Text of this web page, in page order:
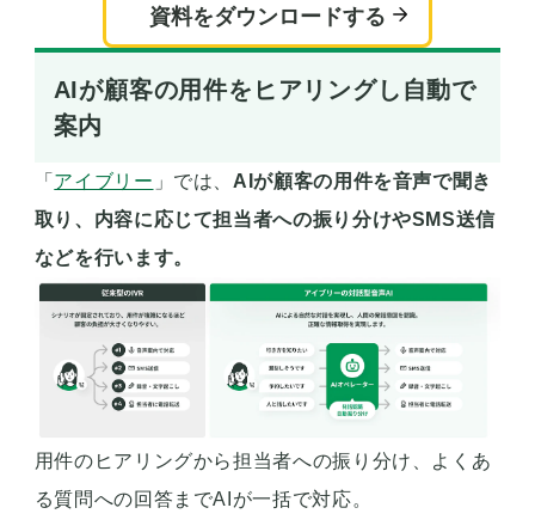
資料をダウンロードする
AIが顧客の用件をヒアリングし自動で
案内
「 アイブリー 」では、 AIが顧客の用件を音声で聞き
取り、内容に応じて担当者への振り分けやSMS送信
などを行います。
用件のヒアリングから担当者への振り分け、よくあ
る質問への回答までAIが一括で対応。